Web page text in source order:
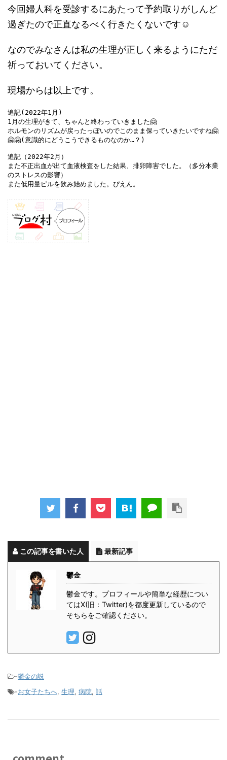
今回婦人科を受診するにあたって予約取りがしんど
過ぎたので正直なるべく行きたくないです☺️
なのでみなさんは私の生理が正しく来るようにただ
祈っておいてください。
現場からは以上です。
追記(2022年1月)
1月の生理がきて、ちゃんと終わっていきました🤗
ホルモンのリズムが戻ったっぽいのでこのまま保っていきたいですね🤗
🤗🤗(意識的にどうこうできるものなのか…？)
追記（2022年2月）
また不正出血が出て血液検査をした結果、排卵障害でした。（多分本業
のストレスの影響）
また低用量ピルを飲み始めました。ぴえん。
この記事を書いた人 最新記事
鬱金
鬱金です。プロフィールや簡単な経歴につい
てはX(旧：Twitter)を都度更新しているので
そちらをご確認ください。
-鬱金の説
-お女子たちへ, 生理, 病院, 話